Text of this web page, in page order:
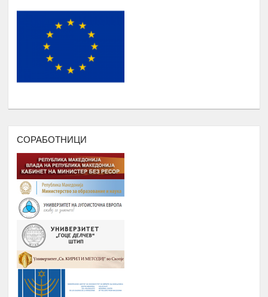
НАДОГРАДБА НА ПЛАТФОРМА
Еромаверзитас И МОБИЛНА
АПЛИКАЦИЈА ЗА РЕГИСТРИРАЊЕ
НА СИТЕ СТУДЕНТИ И КОРИСНИЦИ
НА РОМАВЕРЗИТАС
8.
,ФОРМИРАЊЕ И ФУНКЦИОНИРАЊЕ
РОМАВЕРЗИТАС
на најдобрите студенти на
генерацијата, Подршка на СИП
(студентски иницијативи, кампањи),
регистрирање во платформата
ЕРомаверзитас и користење на
мобилна апликација еРомаверзитас.
9.
ФИЛМСКА ВЕЧЕР И ДРУГИ
ИНИЦИЈАТИВИ
РОМА ИНДЕКС
СОРАБОТНИЦИ